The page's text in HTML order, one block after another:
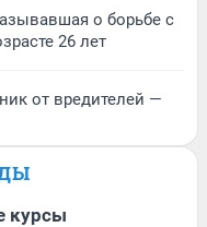
о борьбе с
26 лет
от вредителей —
курсы